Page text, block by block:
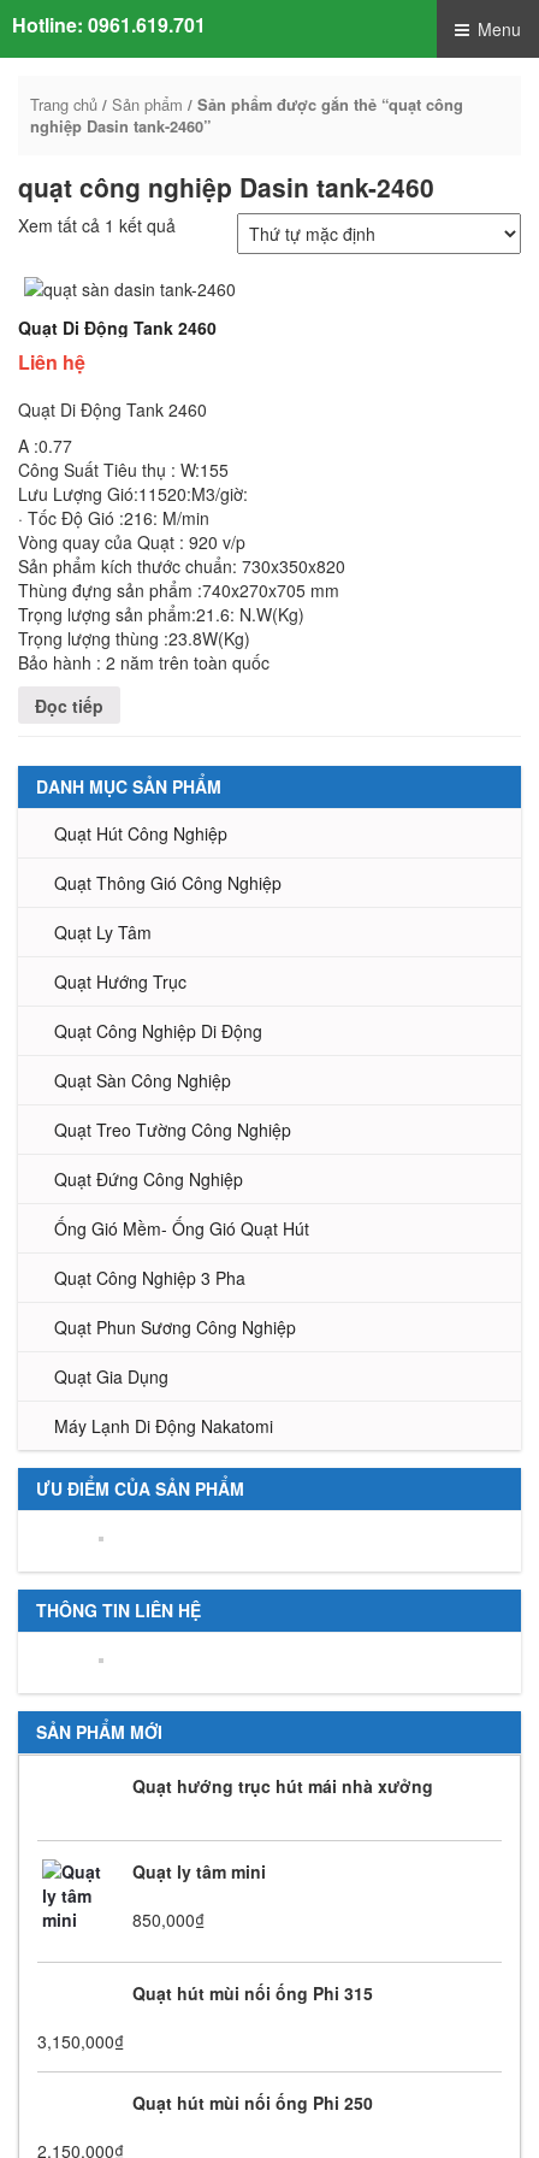
Hotline: 0961.619.701 Menu
DANH MỤC SẢN PHẨM
Quạt Hút Công Nghiệp
Quạt Thông Gió Công Nghiệp
Quạt Ly Tâm
Quạt Hướng Trục
Quạt Công Nghiệp Di Động
Quạt Sàn Công Nghiệp
Quạt Treo Tường Công Nghiệp
Quạt Đứng Công Nghiệp
Ống Gió Mềm- Ống Gió Quạt Hút
Quạt Công Nghiệp 3 Pha
Quạt Phun Sương Công Nghiệp
Quạt Gia Dụng
Máy Lạnh Di Động Nakatomi
ƯU ĐIỂM CỦA SẢN PHẨM
THÔNG TIN LIÊN HỆ
SẢN PHẨM MỚI
Quạt hướng trục hút mái nhà xưởng
Quạt ly tâm mini
850,000₫
Quạt hút mùi nối ống Phi 315
3,150,000₫
Quạt hút mùi nối ống Phi 250
2,150,000₫
Trang chủ / Sản phẩm / Sản phẩm được gắn thẻ “quạt công
nghiệp Dasin tank-2460”
quạt công nghiệp Dasin tank-2460
Xem tất cả 1 kết quả
Quạt Di Động Tank 2460
Liên hệ
Quạt Di Động Tank 2460
A :0.77
Công Suất Tiêu thụ : W:155
Lưu Lượng Gió:11520:M3/giờ:
· Tốc Độ Gió :216: M/min
Vòng quay của Quạt : 920 v/p
Sản phẩm kích thước chuẩn: 730x350x820
Thùng đựng sản phẩm :740x270x705 mm
Trọng lượng sản phẩm:21.6: N.W(Kg)
Trọng lượng thùng :23.8W(Kg)
Bảo hành : 2 năm trên toàn quốc
Đọc tiếp